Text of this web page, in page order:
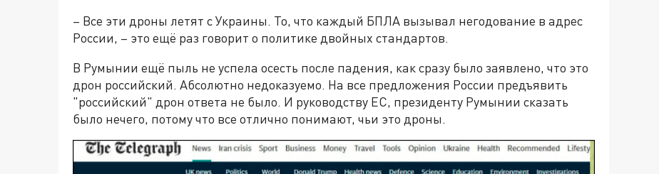
– Все эти дроны летят с Украины. То, что каждый БПЛА вызывал негодование в адрес
России, – это ещё раз говорит о политике двойных стандартов.
В Румынии ещё пыль не успела осесть после падения, как сразу было заявлено, что это
дрон российский. Абсолютно недоказуемо. На все предложения России предъявить
"российский" дрон ответа не было. И руководству ЕС, президенту Румынии сказать
было нечего, потому что все отлично понимают, чьи это дроны.